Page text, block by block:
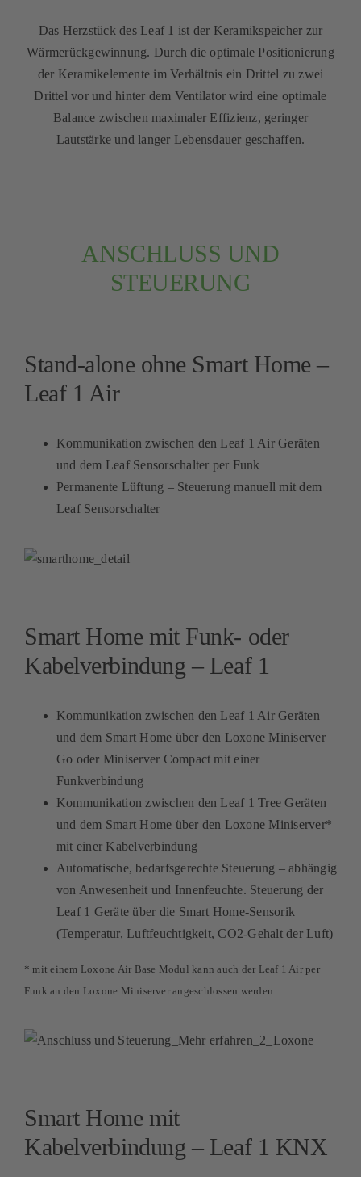
Das Herzstück des Leaf 1 ist der Keramikspeicher zur
Wärmerückgewinnung. Durch die optimale Positionierung
der Keramikelemente im Verhältnis ein Drittel zu zwei
Drittel vor und hinter dem Ventilator wird eine optimale
Balance zwischen maximaler Effizienz, geringer
Lautstärke und langer Lebensdauer geschaffen.
ANSCHLUSS UND
STEUERUNG
Stand-alone ohne Smart Home –
Leaf 1 Air
Kommunikation zwischen den Leaf 1 Air Geräten
und dem Leaf Sensorschalter per Funk
Permanente Lüftung – Steuerung manuell mit dem
Leaf Sensorschalter
Smart Home mit Funk- oder
Kabelverbindung – Leaf 1
Kommunikation zwischen den Leaf 1 Air Geräten
und dem Smart Home über den Loxone Miniserver
Go oder Miniserver Compact mit einer
Funkverbindung
Kommunikation zwischen den Leaf 1 Tree Geräten
und dem Smart Home über den Loxone Miniserver*
mit einer Kabelverbindung
Automatische, bedarfsgerechte Steuerung – abhängig
von Anwesenheit und Innenfeuchte. Steuerung der
Leaf 1 Geräte über die Smart Home-Sensorik
(Temperatur, Luftfeuchtigkeit, CO2-Gehalt der Luft)
* mit einem Loxone Air Base Modul kann auch der Leaf 1 Air per
Funk an den Loxone Miniserver angeschlossen werden.
Smart Home mit
Kabelverbindung – Leaf 1 KNX